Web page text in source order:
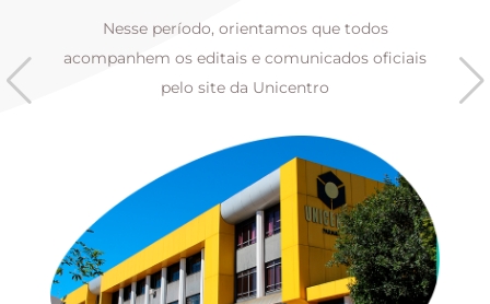
Nesse período, orientamos que todos
acompanhem os editais e comunicados oficiais
pelo site da Unicentro